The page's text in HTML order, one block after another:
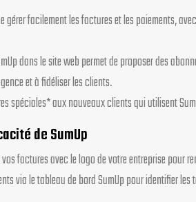
gérer facilement les factures et les paiements,
dans le site web permet de proposer des
et à fidéliser les clients.
spéciales* aux nouveaux clients qui utilisent
de SumUp
factures avec le logo de votre entreprise pour
via le tableau de bord SumUp pour identifier